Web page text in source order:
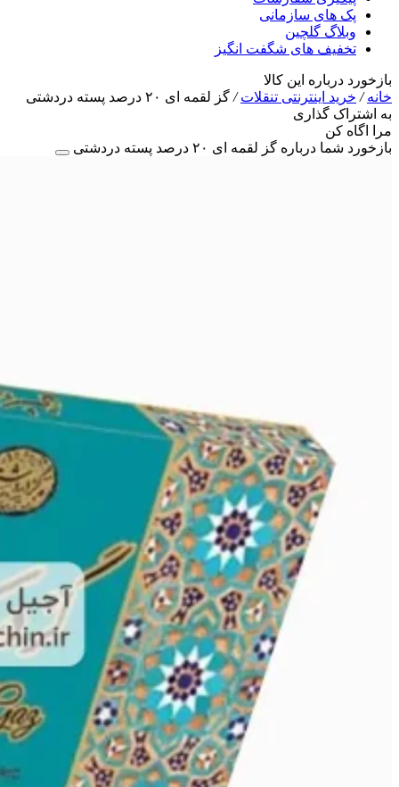
پک های سازمانی
وبلاگ گلچین
تخفیف های شگفت انگیز
بازخورد درباره این کالا
خانه/ خرید اینترنتی تنقلات/ گز لقمه ای ۲۰ درصد پسته دردشتی
به اشتراک گذاری
مرا اگاه کن
بازخورد شما درباره گز لقمه ای ۲۰ درصد پسته دردشتی